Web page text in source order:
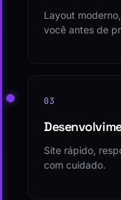
Layout
você antes de
03
Site rápido,
com cuidado.